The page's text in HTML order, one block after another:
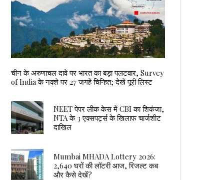
चीन के अरुणाचल दावे पर भारत का बड़ा पलटवार, Survey
of India के नक्शे पर 27 जगहें चिन्हित; देखें पूरी लिस्ट
NEET पेपर लीक केस में CBI का शिकंजा,
NTA के 3 एक्सपर्ट्स के खिलाफ चार्जशीट
दाखिल
Mumbai MHADA Lottery 2026:
2,640 घरों की लॉटरी आज, रिजल्ट कब
और कैसे देखें?